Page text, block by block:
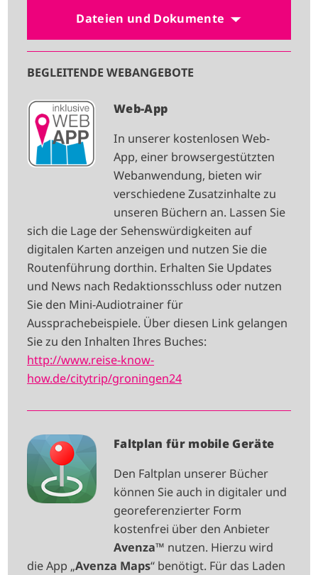
Dateien und Dokumente
BEGLEITENDE WEBANGEBOTE
I
M
G
Web-App
In unserer kostenlosen Web-
App, einer browsergestützten
Webanwendung, bieten wir
verschiedene Zusatzinhalte zu
unseren Büchern an. Lassen Sie
sich die Lage der Sehenswürdigkeiten auf
digitalen Karten anzeigen und nutzen Sie die
Routenführung dorthin. Erhalten Sie Updates
und News nach Redaktionsschluss oder nutzen
Sie den Mini-Audiotrainer für
Aussprachebeispiele. Über diesen Link gelangen
Sie zu den Inhalten Ihres Buches:
http://www.reise-know-
how.de/citytrip/groningen24
I
A
G
Faltplan für mobile Geräte
Den Faltplan unserer Bücher
können Sie auch in digitaler und
georeferenzierter Form
kostenfrei über den Anbieter
Avenza™ nutzen. Hierzu wird
die App „Avenza Maps“ benötigt. Für das Laden